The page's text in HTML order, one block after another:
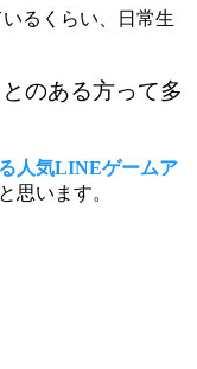
るくらい、日常生
のある方って多
人気LINEゲームア
思います。